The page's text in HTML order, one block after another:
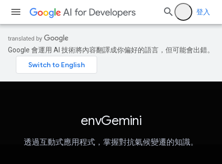
登入
Google 會運用 AI 技術將內容翻譯成你偏好的語言，但可能會出錯。
envGemini
透過互動式應用程式，掌握對抗氣候變遷的知識。